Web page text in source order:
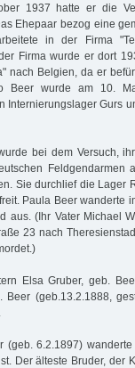
1937 hatte er die
Ehepaar bezog eine
in der Firma
Firma wurde er dort
nach Belgien, da er
Beer wurde am 10.
Internierungslager Gurs
bei dem Versuch,
Feldgendarmen
Sie durchlief die Lager
Paula Beer wanderte
aus. (Ihr Vater Michael
23 nach
Elsa Gruber, geb.
Beer (geb.13.2.1888,
(geb. 6.2.1897)
Der älteste Bruder, der